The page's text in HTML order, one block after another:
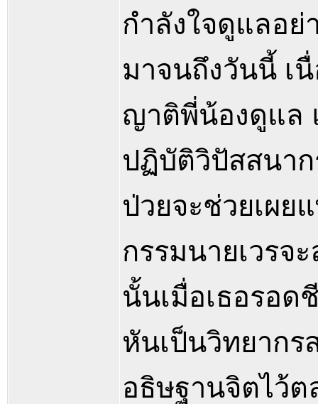
กำลังใจดูแลอย่
มาจนถึงวันนี้ เ
ญาติพี่น้องดูแล
ปฏิบัติวิปัสสนา
ป่วยจะช่วยเผย
กรรมนายเวรจ
นั้นเมื่อเธอรอด
หันเป็นวิทยาก
อธิษฐานจิตไว้ต